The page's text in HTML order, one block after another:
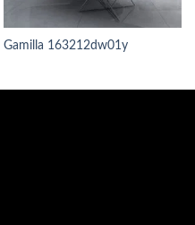
Gamilla 163212dw01y